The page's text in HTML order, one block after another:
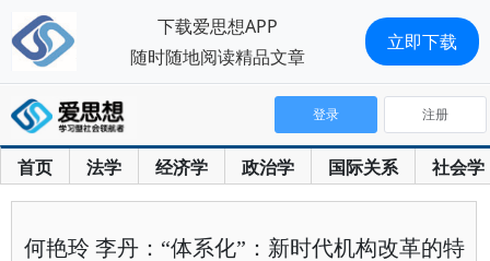
首页 法学 经济学 政治学 国际关系 社会学
登录 注册
何艳玲 李丹：“体系化”：新时代机构改革的特
下载爱思想APP
随时随地阅读精品文章
立即下载